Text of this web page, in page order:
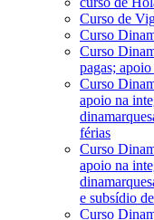
Curso de
Curso
Curso
pagas;
Curso
apoio na
férias
Curso
apoio na
e subsídio
Curso